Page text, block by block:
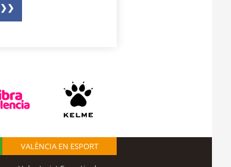
❯❯
VALÈNCIA EN ESPORT